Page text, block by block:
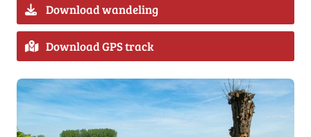
Download wandeling
Download GPS track